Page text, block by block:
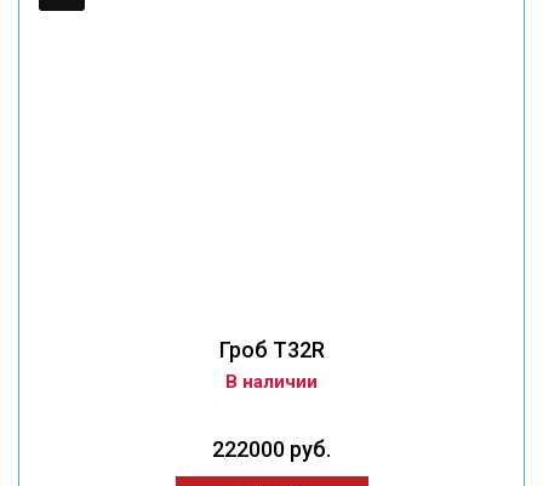
Гроб T32R
В наличии
222000 руб.